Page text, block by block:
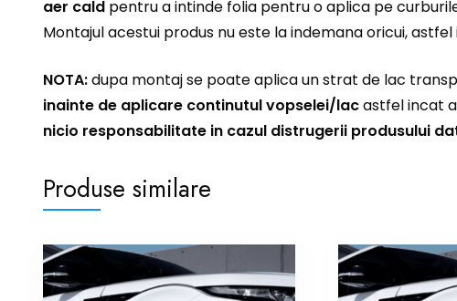
aer cald pentru a intinde folia pentru o aplica pe
Montajul acestui produs nu este la indemana oricui,
NOTA:dupa montaj se poate aplica un strat de lac
inainte de aplicare continutul vopselei/lacastfel incat
nicio responsabilitate in cazul distrugerii produsului
Produse similare